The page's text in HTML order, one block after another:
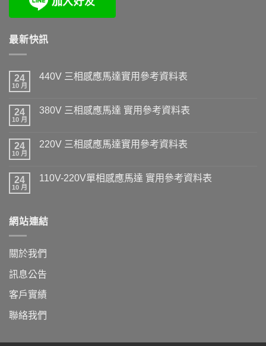
最新快訊
24
10 月
440V 三相感應馬達實用參考資料表
24
10 月
380V 三相感應馬達 實用參考資料表
24
10 月
220V 三相感應馬達實用參考資料表
24
10 月
110V-220V單相感應馬達 實用參考資料表
網站連結
關於我們
訊息公告
客戶實績
聯絡我們